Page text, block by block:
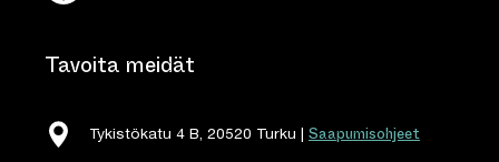
Tavoita meidät
Tykistökatu 4 B, 20520 Turku | Saapumisohjeet